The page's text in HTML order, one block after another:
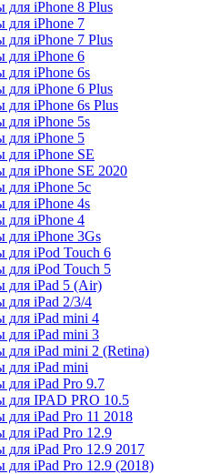
для iPhone 8 Plus
для iPhone 7
для iPhone 7 Plus
для iPhone 6
для iPhone 6s
для iPhone 6 Plus
для iPhone 6s Plus
для iPhone 5s
для iPhone 5
для iPhone SE
для iPhone SE 2020
для iPhone 5c
для iPhone 4s
для iPhone 4
для iPhone 3Gs
для iPod Touch 6
для iPod Touch 5
для iPad 5 (Air)
для iPad 2/3/4
для iPad mini 4
для iPad mini 3
для iPad mini 2 (Retina)
для iPad mini
для iPad Pro 9.7
для IPAD PRO 10.5
для iPad Pro 11 2018
для iPad Pro 12.9
для iPad Pro 12.9 2017
для iPad Pro 12.9 (2018)